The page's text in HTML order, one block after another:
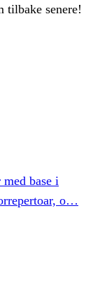
tilbake senere!
base i
o…